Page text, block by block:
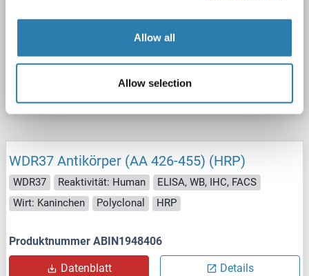
Allow all
Allow selection
Wirt: Kaninchen
Polyclonal FITC
Produktnummer ABIN1948404
WDR37 Antikörper (AA 426-455) (HRP)
WDR37 Reaktivität: Human
ELISA, WB, IHC, FACS
Wirt: Kaninchen
Polyclonal HRP
Produktnummer ABIN1948406
Datenblatt Details